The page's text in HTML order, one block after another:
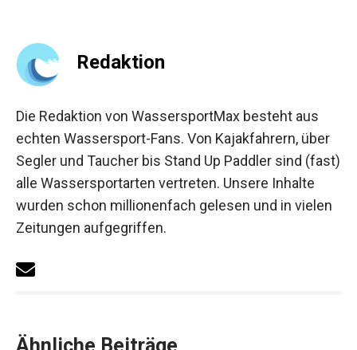
Redaktion
Die Redaktion von WassersportMax besteht aus
echten Wassersport-Fans. Von Kajakfahrern, über
Segler und Taucher bis Stand Up Paddler sind (fast)
alle Wassersportarten vertreten. Unsere Inhalte
wurden schon millionenfach gelesen und in vielen
Zeitungen aufgegriffen.